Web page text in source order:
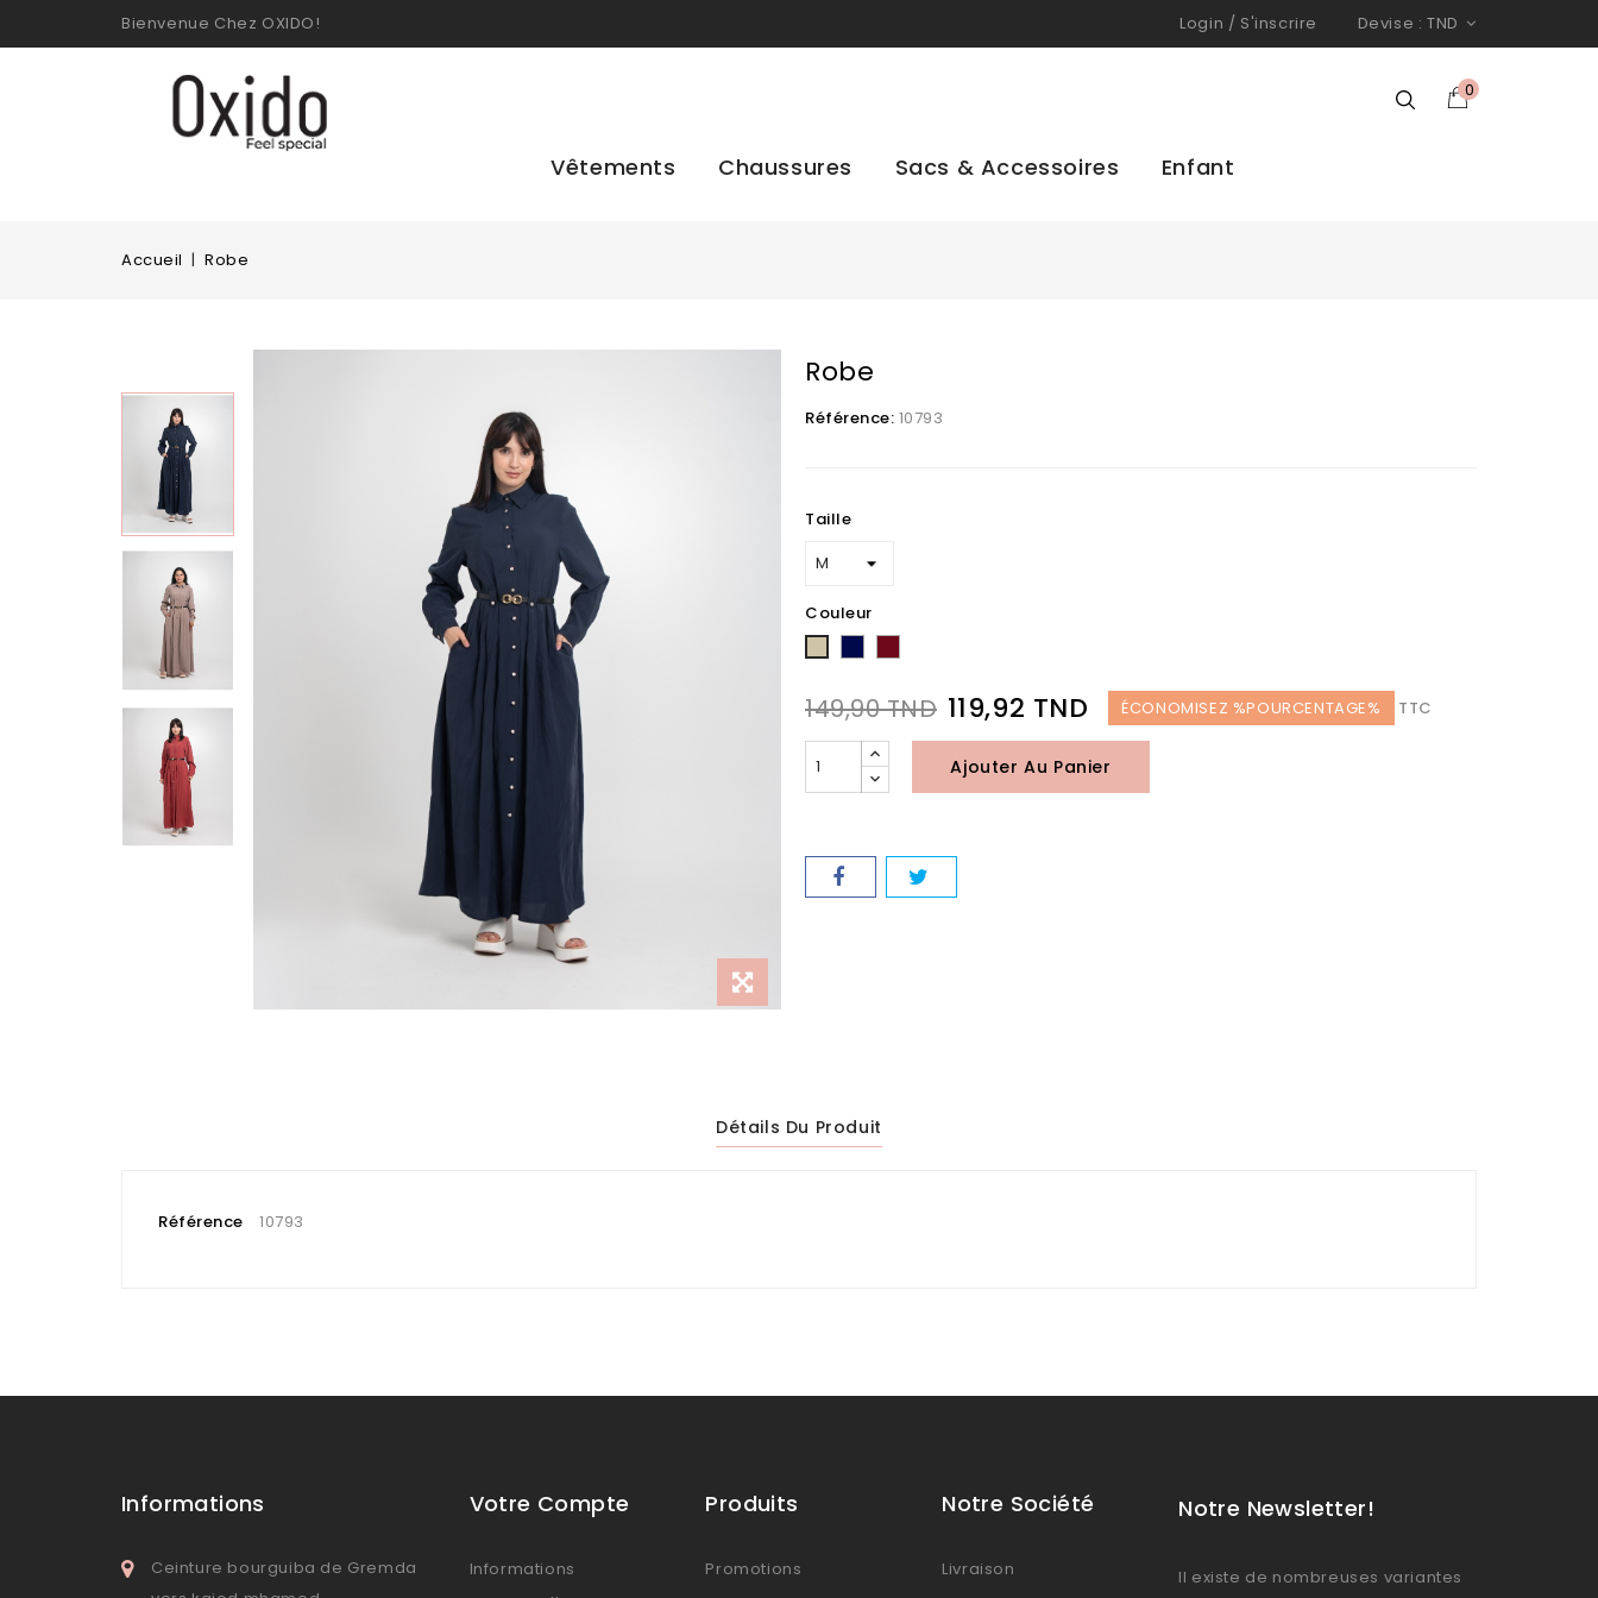
Bienvenue Chez OXIDO! Login / S'inscrire Devise : TND
0
Vêtements Chaussures Sacs & Accessoires Enfant
Accueil Robe
Robe
Référence: 10793
Taille
Couleur
Taupe
149,90 TND 119,92 TND ÉCONOMISEZ %POURCENTAGE% TTC
Ajouter Au Panier
Détails Du Produit
Référence 10793
Informations
Ceinture bourguiba de Gremda
Votre Compte
Informations
Produits
Promotions
Notre Société
Livraison
Notre Newsletter!
Il existe de nombreuses variantes